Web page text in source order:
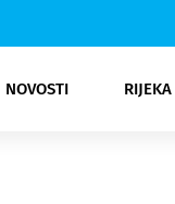
NOVOSTI
Rijeka Opatija
NK
Moda
Kultura